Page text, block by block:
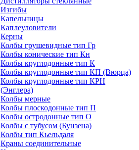
Изгибы
Капельницы
Каплеуловители
Керны
Колбы грушевидные тип Гр
Колбы конические тип Кн
Колбы круглодонные тип К
Колбы круглодонные тип КП (Вюрца)
Колбы круглодонные тип КРН
(Энглера)
Колбы мерные
Колбы плоскодонные тип П
Колбы остродонные тип О
Колбы с тубусом (Бунзена)
Колбы тип Кьельдаля
Краны соединительные